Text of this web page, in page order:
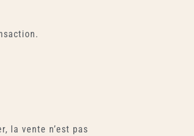
la vente n’est pas